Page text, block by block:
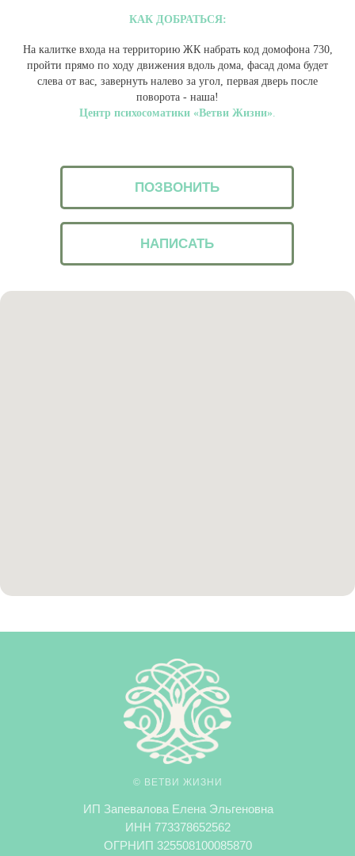
КАК ДОБРАТЬСЯ:
На калитке входа на территорию ЖК набрать код домофона 730,
пройти прямо по ходу движения вдоль дома, фасад дома будет
слева от вас, завернуть налево за угол, первая дверь после
поворота - наша!
Центр психосоматики «Ветви Жизни».
ПОЗВОНИТЬ
НАПИСАТЬ
© ВЕТВИ ЖИЗНИ
ИП Запевалова Елена Эльгеновна
ИНН 773378652562
ОГРНИП 325508100085870